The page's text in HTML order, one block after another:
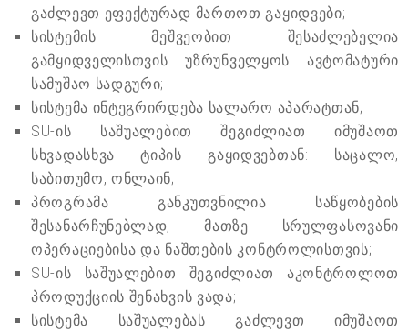
გაძლევთ ეფექტურად მართოთ გაყიდვები;
სისტემის მეშვეობით შესაძლებელია
გამყიდველისთვის უზრუნველყოს ავტომატური
სამუშაო სადგური;
სისტემა ინტეგრირდება სალარო აპარატთან;
SU-ის საშუალებით შეგიძლიათ იმუშაოთ
სხვადასხვა ტიპის გაყიდვებთან: საცალო,
საბითუმო, ონლაინ;
პროგრამა განკუთვნილია საწყობების
შესანარჩუნებლად, მათზე სრულფასოვანი
ოპერაციებისა და ნაშთების კონტროლისთვის;
SU-ის საშუალებით შეგიძლიათ აკონტროლოთ
პროდუქციის შენახვის ვადა;
სისტემა საშუალებას გაძლევთ იმუშაოთ